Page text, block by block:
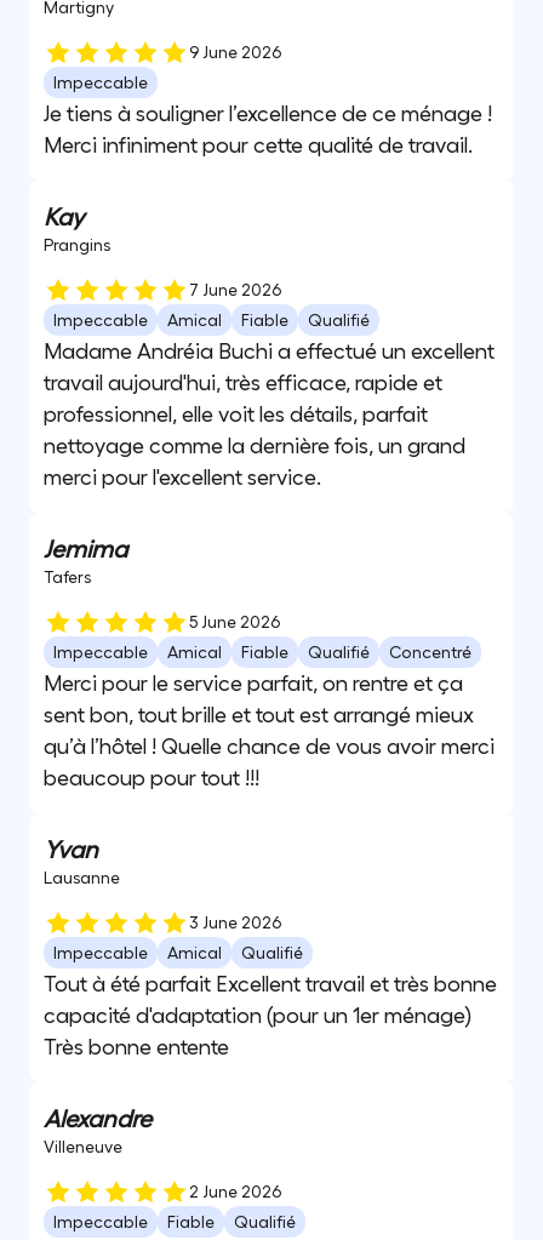
Martigny
9 June 2026
Impeccable
Je tiens à souligner l’excellence de ce ménage !
Merci infiniment pour cette qualité de travail.
Kay
Prangins
7 June 2026
Impeccable
Amical Fiable Qualifié
Madame Andréia Buchi a effectué un excellent
travail aujourd'hui, très efficace, rapide et
professionnel, elle voit les détails, parfait
nettoyage comme la dernière fois, un grand
merci pour l'excellent service.
Jemima
Tafers
5 June 2026
Impeccable
Amical Fiable Qualifié Concentré
Merci pour le service parfait, on rentre et ça
sent bon, tout brille et tout est arrangé mieux
qu’à l’hôtel ! Quelle chance de vous avoir merci
beaucoup pour tout !!!
Yvan
Lausanne
3 June 2026
Impeccable
Amical Qualifié
Tout à été parfait Excellent travail et très bonne
capacité d'adaptation (pour un 1er ménage)
Très bonne entente
Alexandre
Villeneuve
2 June 2026
Impeccable
Fiable Qualifié